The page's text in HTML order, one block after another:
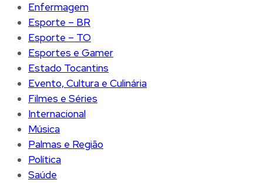
Enfermagem
Esporte – BR
Esporte – TO
Esportes e Gamer
Estado Tocantins
Evento, Cultura e Culinária
Filmes e Séries
Internacional
Música
Palmas e Região
Política
Saúde